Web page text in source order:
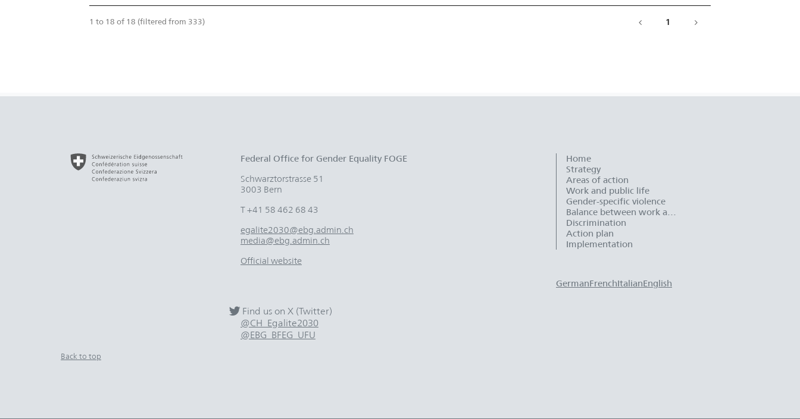
1 to 18 of 18 (filtered from 333) 1
Federal Office for Gender Equality FOGE
Schwarztorstrasse 51
3003 Bern
T +41 58 462 68 43
egalite2030@ebg.admin.ch
media@ebg.admin.ch
Official website
Find us on X (Twitter)
@CH_Egalite2030
@EBG_BFEG_UFU
Home
Strategy
Areas of action
Work and public life
Gender-specific violence
Balance between work and family life
Discrimination
Action plan
Implementation
GermanFrenchItalianEnglish
Back to top